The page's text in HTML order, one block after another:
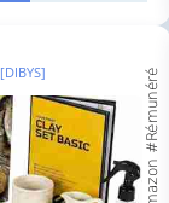
[DIBYS]